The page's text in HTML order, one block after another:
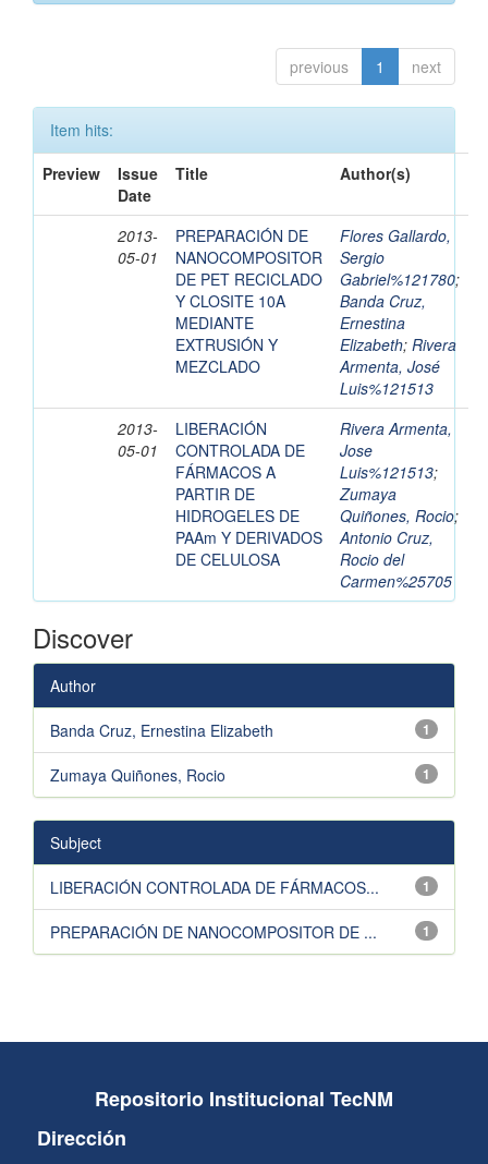
previous 1 next
Item hits:
Preview
Issue
Date
Title Author(s)
2013-
05-01
PREPARACIÓN DE
NANOCOMPOSITOR
DE PET RECICLADO
Y CLOSITE 10A
MEDIANTE
EXTRUSIÓN Y
MEZCLADO
Flores Gallardo,
Sergio
Gabriel%121780;
Banda Cruz,
Ernestina
Elizabeth; Rivera
Armenta, José
Luis%121513
2013-
05-01
LIBERACIÓN
CONTROLADA DE
FÁRMACOS A
PARTIR DE
HIDROGELES DE
PAAm Y DERIVADOS
DE CELULOSA
Rivera Armenta,
Jose
Luis%121513;
Zumaya
Quiñones, Rocio;
Antonio Cruz,
Rocio del
Carmen%25705
Discover
Author
1
Banda Cruz, Ernestina Elizabeth
1
Zumaya Quiñones, Rocio
Subject
1
LIBERACIÓN CONTROLADA DE FÁRMACOS...
1
PREPARACIÓN DE NANOCOMPOSITOR DE ...
Repositorio Institucional TecNM
Dirección